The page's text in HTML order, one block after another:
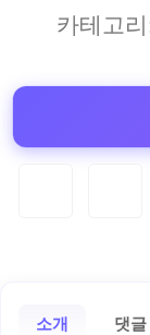
카테고
소개 댓글